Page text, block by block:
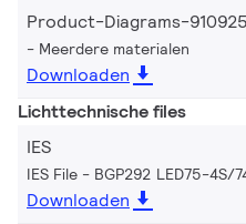
Product-Diagrams-
Meerdere materialen
Downloaden
Lichttechnische files
IES
IES File - BGP292 LED75-4S/
Downloaden